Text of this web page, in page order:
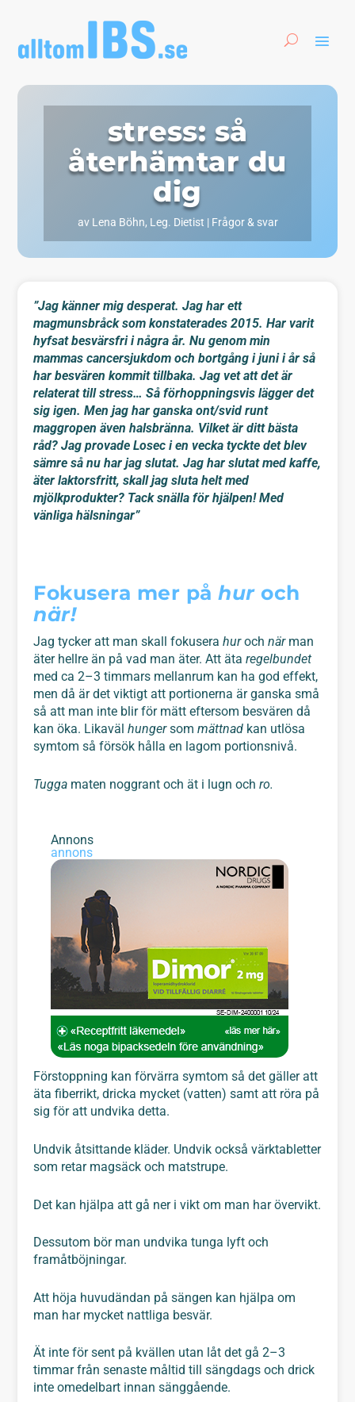
stress: så
återhämtar du
dig
av Lena Böhn, Leg. Dietist | Frågor & svar
”Jag känner mig desperat. Jag har ett
magmunsbråck som konstaterades 2015. Har varit
hyfsat besvärsfri i några år. Nu genom min
mammas cancersjukdom och bortgång i juni i år så
har besvären kommit tillbaka. Jag vet att det är
relaterat till stress… Så förhoppningsvis lägger det
sig igen. Men jag har ganska ont/svid runt
maggropen även halsbränna. Vilket är ditt bästa
råd? Jag provade Losec i en vecka tyckte det blev
sämre så nu har jag slutat. Jag har slutat med kaffe,
äter laktorsfritt, skall jag sluta helt med
mjölkprodukter? Tack snälla för hjälpen! Med
vänliga hälsningar”
Fokusera mer påhuroch
när!
Jag tycker att man skall fokuserahurochnärman
äter hellre än på vad man äter. Att ätaregelbundet
med ca 2–3 timmars mellanrum kan ha god effekt,
men då är det viktigt att portionerna är ganska små
så att man inte blir för mätt eftersom besvären då
kan öka. Likavälhungersommättnad kan utlösa
symtom så försök hålla en lagom portionsnivå.
Tugga maten noggrant och ät i lugn ochro.
Annons
annons
Förstoppning kan förvärra symtom så det gäller att
äta fiberrikt, dricka mycket (vatten) samt att röra på
sig för att undvika detta.
Undvik åtsittande kläder. Undvik också värktabletter
som retar magsäck och matstrupe.
Det kan hjälpa att gå ner i vikt om man har övervikt.
Dessutom bör man undvika tunga lyft och
framåtböjningar.
Att höja huvudändan på sängen kan hjälpa om
man har mycket nattliga besvär.
Ät inte för sent på kvällen utan låt det gå 2–3
timmar från senaste måltid till sängdags och drick
inte omedelbart innan sänggående.